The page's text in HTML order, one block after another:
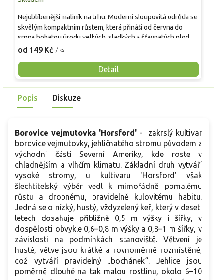
od 149 Kč / ks
Detail
Nejoblíbenější maliník na trhu. Moderní sloupovitá odrůda se
skvělým kompaktním růstem, která přináší od června do
srpna bohatou úrodu velkých, sladkých a šťavnatých plodů.
Pevné vzpřímené výhony tvoří elegantní habitus bez
Mrazuvzdornost do −25 °C a spolehlivá vitalita z něj dělají
skvělou volbu pro každého pěstitele.
Popis Diskuze
Borovice vejmutovka 'Horsford' - zakrslý kultivar
borovice vejmutovky, jehličnatého stromu původem z
východní části Severní Ameriky, kde roste v
chladnějším a vlhčím klimatu. Základní druh vytváří
vysoké stromy, u kultivaru 'Horsford' však
šlechtitelský výběr vedl k mimořádně pomalému
růstu a drobnému, pravidelně kulovitému habitu.
Jedná se o nízký, hustý, vždyzelený keř, který v deseti
letech dosahuje přibližně 0,5 m výšky i šířky, v
dospělosti obvykle 0,6–0,8 m výšky a 0,8–1 m šířky, v
závislosti na podmínkách stanoviště. Větvení je
husté, větve jsou krátké a rovnoměrně rozmístěné,
což vytváří pravidelný „bochánek“. Jehlice jsou
poměrně dlouhé na tak malou rostlinu, okolo 6–10